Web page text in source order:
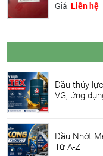
Giá: Liên hệ
Dầu thủy
VG, ứng
Dầu Nhớt
Từ A-Z